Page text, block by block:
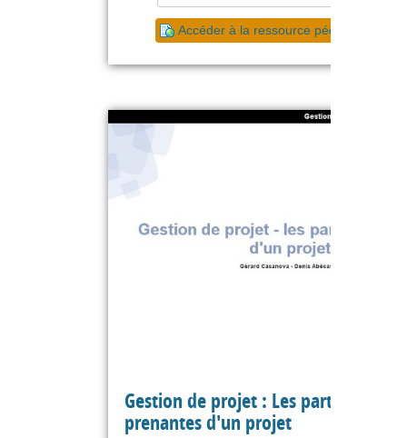
Accéder à la ressource pédagogique
Gestion de projet : Les parties
prenantes d'un projet